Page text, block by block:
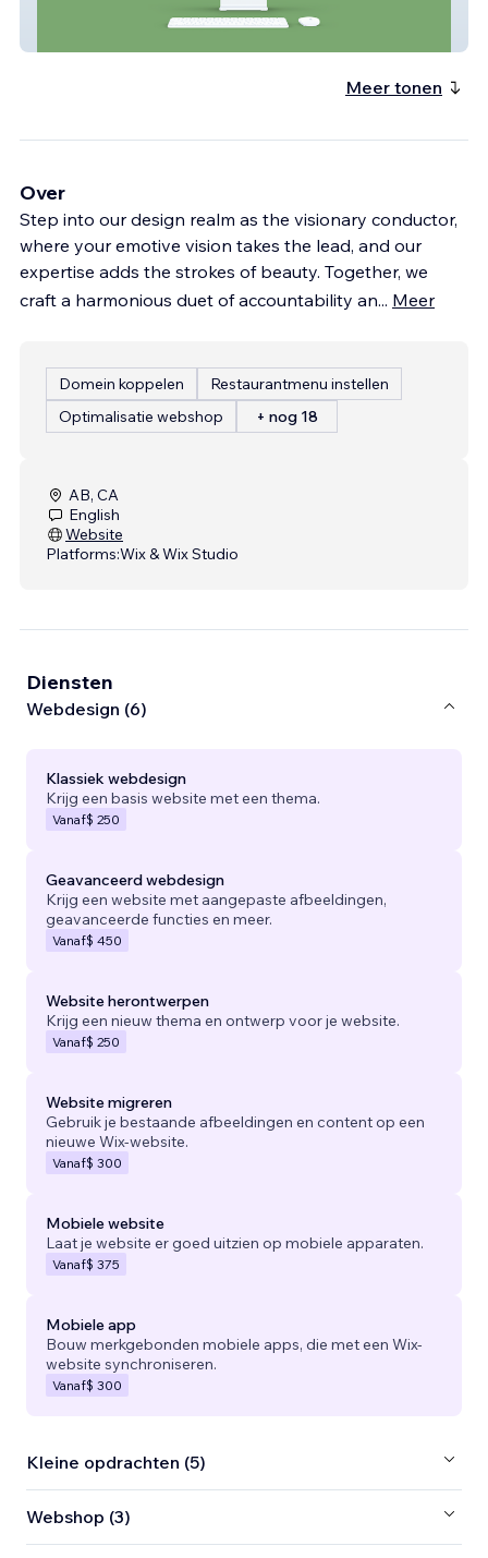
Meer tonen
Over
Step into our design realm as the visionary conductor,
where your emotive vision takes the lead, and our
expertise adds the strokes of beauty. Together, we
craft a harmonious duet of accountability an... Meer
Domein koppelen
Restaurantmenu instellen
Optimalisatie webshop
+ nog 18
AB, CA
English
Website
Platforms:Wix & Wix Studio
Diensten
Webdesign (6)
Klassiek webdesign
Krijg een basis website met een thema.
Vanaf$ 250
Geavanceerd webdesign
Krijg een website met aangepaste afbeeldingen,
geavanceerde functies en meer.
Vanaf$ 450
Website herontwerpen
Krijg een nieuw thema en ontwerp voor je website.
Vanaf$ 250
Website migreren
Gebruik je bestaande afbeeldingen en content op een
nieuwe Wix-website.
Vanaf$ 300
Mobiele website
Laat je website er goed uitzien op mobiele apparaten.
Vanaf$ 375
Mobiele app
Bouw merkgebonden mobiele apps, die met een Wix-
website synchroniseren.
Vanaf$ 300
Kleine opdrachten (5)
Webshop (3)